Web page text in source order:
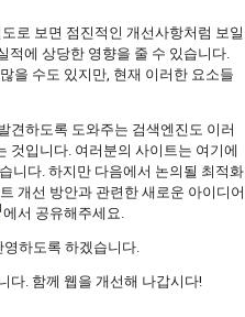
로 보면 점진적인 개선사항처럼 보일
적에 상당한 영향을 줄 수 있습니다.
을 수도 있지만, 현재 이러한 요소들
견하도록 도와주는 검색엔진도 이러
것입니다. 여러분의 사이트는 여기에
니다. 하지만 다음에서 논의될 최적화
개선 방안과 관련한 새로운 아이디어
에서 공유해주세요.
하도록 하겠습니다.
다. 함께 웹을 개선해 나갑시다!